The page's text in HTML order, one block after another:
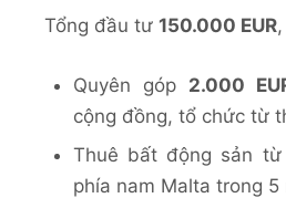
Tổng đầu tư 150.000 EUR
Quyên góp 2.000
cộng đồng, tổ chức từ
Thuê bất động sản từ
phía nam Malta trong 5